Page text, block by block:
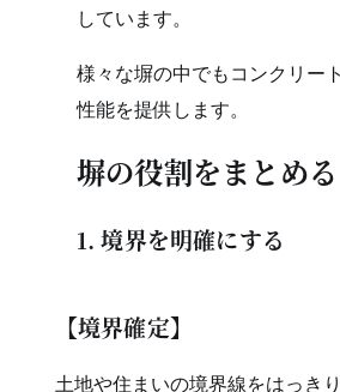
しています。
様々な塀の中でもコンクリー
性能を提供します。
塀の役割をまとめる
1. 境界を明確にする
【境界確定】
土地や住まいの境界線をはっき